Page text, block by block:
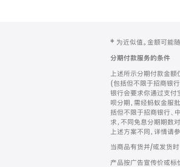
页
脚
注
‡ 为近似值。金额可能随
分期付款服务的条件
上述所示分期付款金
(包括但不限于招商银
银行会要求你通过支
呗分期，需经蚂蚁金服
括但不限于招商银行、
求，不同免息分期期数
上述方案不同，详情
当商品有货并/或发货时
产品按广告宣传价或标